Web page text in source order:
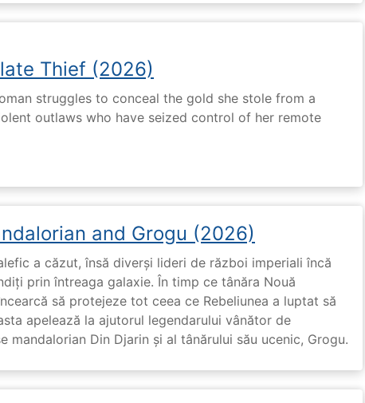
Thief (2026)
struggles to conceal the gold she stole from a
outlaws who have seized control of her remote
and Grogu (2026)
a căzut, însă diverși lideri de război imperiali încă
prin întreaga galaxie. În timp ce tânăra Nouă
să protejeze tot ceea ce Rebeliunea a luptat să
apelează la ajutorul legendarului vânător de
mandalorian Din Djarin și al tânărului său ucenic, Grogu.